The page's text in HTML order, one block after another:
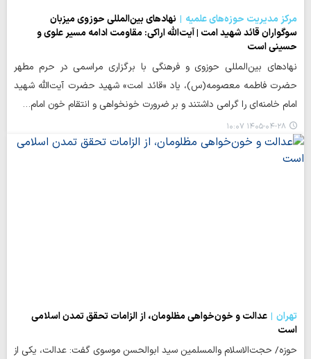
مرکز مدیریت حوزه‌های علمیه
نهادهای بین‌المللی حوزوی میزبان
سوگواران قائد شهید امت | آیت‌الله اراکی: مقاومت ادامه مسیر علوی و
حسینی است
نهادهای بین‌المللی حوزوی و فرهنگی با برگزاری مراسمی در حرم مطهر
حضرت فاطمه معصومه(س)، یاد «قائد امت» شهید حضرت آیت‌الله‌ شهید
امام خامنه‌ای را گرامی داشتند و بر ضرورت خونخواهی و انتقام خون امام…
۱۴۰۵-۰۴-۲۸ ۱۰:۰۷
تهران
عدالت و خون‌خواهی مظلومان، از الزامات تحقق تمدن اسلامی
است
حوزه/ حجت‌الاسلام والمسلمین سید ابوالحسن موسوی گفت: عدالت، یکی از